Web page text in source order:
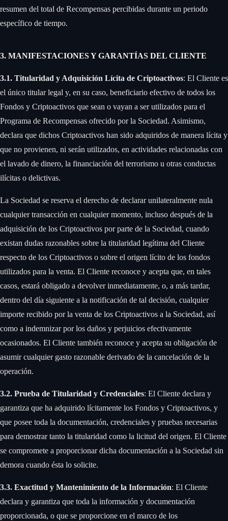
resumen del total de Recompensas percibidas durante un periodo
específico de tiempo.
3. MANIFESTACIONES Y GARANTÍAS DEL CLIENTE
3.1. Titularidad y Adquisición Lícita de Criptoactivos: El Cliente es
el único titular legal y, en su caso, beneficiario efectivo de todos los
Fondos y Criptoactivos que sean o vayan a ser utilizados para el
Programa de Recompensas ofrecido por la Sociedad. Asimismo,
declara que dichos Criptoactivos han sido adquiridos de manera lícita y
que no provienen, ni serán utilizados, en actividades relacionadas con
el lavado de dinero, la financiación del terrorismo u otras conductas
ilícitas o delictivas. ‍
La Sociedad se reserva el derecho de declarar unilateralmente nula
cualquier transacción en cualquier momento, incluso después de la
adquisición de los Criptoactivos por parte de la Sociedad, cuando
existan dudas razonables sobre la titularidad legítima del Cliente
respecto de los Criptoactivos o sobre el origen lícito de los fondos
utilizados para la venta. El Cliente reconoce y acepta que, en tales
casos, estará obligado a devolver inmediatamente, o, a más tardar,
dentro del día siguiente a la notificación de tal decisión, cualquier
importe recibido por la venta de los Criptoactivos a la Sociedad, así
como a indemnizar por los daños y perjuicios efectivamente
ocasionados. El Cliente también reconoce y acepta su obligación de
asumir cualquier gasto razonable derivado de la cancelación de la
operación. ‍
3.2. Prueba de Titularidad y Credenciales: El Cliente declara y
garantiza que ha adquirido lícitamente los Fondos y Criptoactivos, y
que posee toda la documentación, credenciales y pruebas necesarias
para demostrar tanto la titularidad como la licitud del origen. El Cliente
se compromete a proporcionar dicha documentación a la Sociedad sin
demora cuando ésta lo solicite.
3.3. Exactitud y Mantenimiento de la Información: El Cliente
declara y garantiza que toda la información y documentación
proporcionada, o que se proporcione en el marco de los